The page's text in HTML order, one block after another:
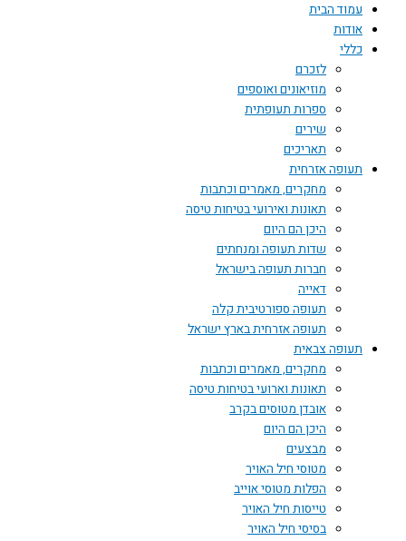
עמוד הבית
אודות
כללי
לזכרם
מוזיאונים ואוספים
ספרות תעופתית
שירים
תאריכים
תעופה אזרחית
מחקרים, מאמרים וכתבות
תאונות ואירועי בטיחות טיסה
היכן הם היום
שדות תעופה ומנחתים
חברות תעופה בישראל
דאייה
תעופה ספורטיבית קלה
תעופה אזרחית בארץ ישראל
תעופה צבאית
מחקרים, מאמרים וכתבות
תאונות וארועי בטיחות טיסה
אובדן מטוסים בקרב
היכן הם היום
מבצעים
מטוסי חיל האויר
הפלות מטוסי אוייב
טייסות חיל האויר
בסיסי חיל האויר